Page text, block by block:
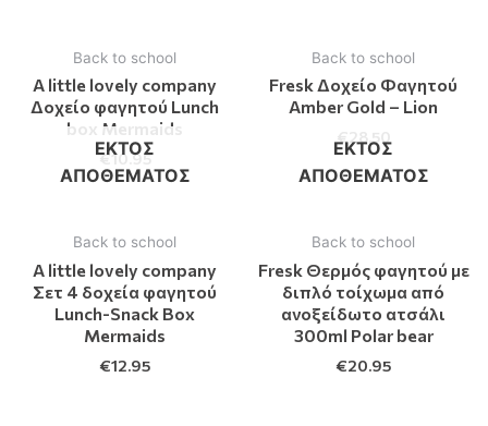
Back to school
A little lovely company
Δοχείο φαγητού Lunch
box Mermaids
€10.95
Back to school
Fresk Δοχείο Φαγητού
Amber Gold – Lion
ΕΚΤΌΣ
ΑΠΟΘΈΜΑΤΟΣ
Back to school
A little lovely company
Σετ 4 δοχεία φαγητού
Lunch-Snack Box
Mermaids
€12.95
ΕΚΤΌΣ
ΑΠΟΘΈΜΑΤΟΣ
Back to school
Fresk Θερμός φαγητού με
διπλό τοίχωμα από
ανοξείδωτο ατσάλι
300ml Polar bear
€20.95